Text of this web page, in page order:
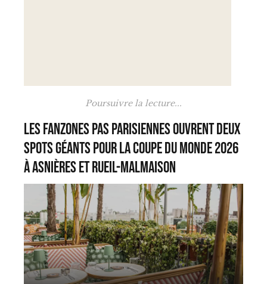
Poursuivre la lecture...
Les Fanzones Pas Parisiennes ouvrent deux
spots géants pour la Coupe du Monde 2026
à Asnières et Rueil-Malmaison